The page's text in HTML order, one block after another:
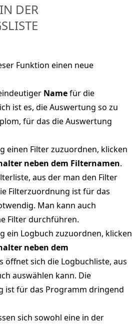
DER
Funktion einen neue
Namefür die
ist es, die Auswertung so zu
für das die Auswertung
einen Filter zuzuordnen, klicken
neben dem Filternamen.
aus der man den Filter
Filterzuordnung ist für das
Man kann auch
Filter durchführen.
ein Logbuch zuzuordnen, klicken
neben dem
öffnet sich die Logbuchliste, aus
auswählen kann. Die
ist für das Programm dringend
sich sowohl eine in der